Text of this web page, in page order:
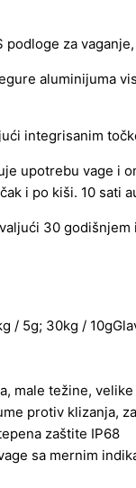
podloge za
aluminijuma
integrisanim
upotrebu vage i
i po kiši. 10 sati
30
/ 5g; 30kg /
male težine,
protiv klizanja,
zaštite IP68
sa mernim